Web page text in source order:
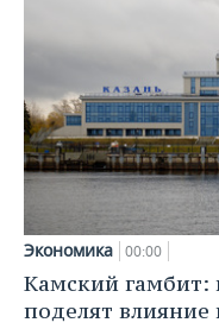
Экономика 00:00
Камский гамбит:
поделят